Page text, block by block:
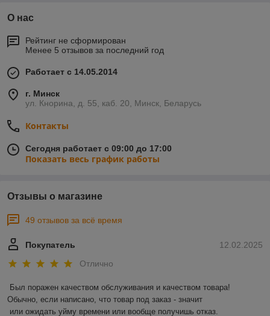
О нас
Рейтинг не сформирован
Менее 5 отзывов за последний год
Работает с 14.05.2014
г. Минск
ул. Кнорина, д. 55, каб. 20, Минск, Беларусь
Контакты
Сегодня работает с 09:00 до 17:00
Показать весь график работы
Отзывы о магазине
49 отзывов за всё время
12.02.2025
Покупатель
Отлично
Был поражен качеством обслуживания и качеством товара!
Обычно, если написано, что товар под заказ - значит